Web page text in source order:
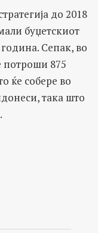
до 2018
буџетскиот
Сепак, во
потроши 875
ќе собере во
така што